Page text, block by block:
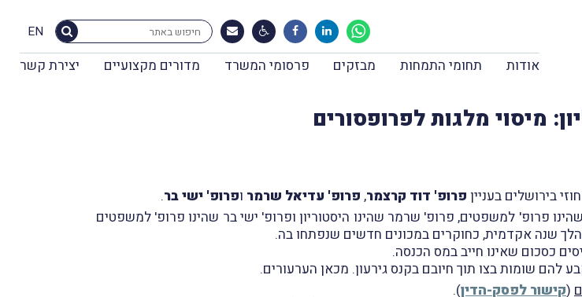
EN
אודות תחומי התמחות מבזקים פרסומי המשרד מדורים מקצועיים יצירת קשר
מיסוי מלגות לפרופסורים
פרופ' דוד קרצמר, פרופ' עדיאל שרמר ופרופ' ישי בר.
פרופ' למשפטים, פרופ' שרמר שהינו היסטוריון ופרופ' ישי בר שהינו פרופ' למשפטים
שנה אקדמית, כחוקרים במכונים חדשים שנפתחו בה.
כסכום שאינו חייב במס הכנסה.
שומות בצו תוך חיובם בקנס גירעון. מכאן הערעורים.
(קישור לפסק-הדין).